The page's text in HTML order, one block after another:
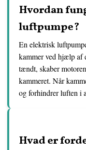
Hvordan
luftpumpe?
En elektrisk
kammer ved hjælp af
tændt, skaber
kammeret. Når
og forhindrer luften i
Hvad er